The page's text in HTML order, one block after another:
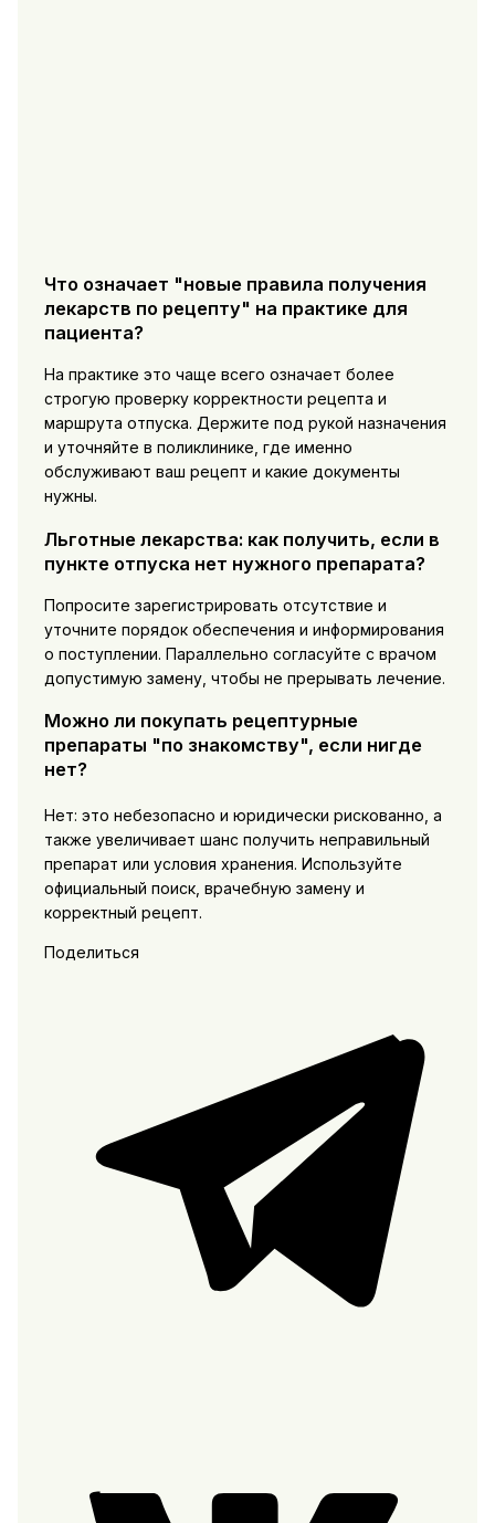
Что означает "новые правила получения
лекарств по рецепту" на практике для
пациента?
На практике это чаще всего означает более
строгую проверку корректности рецепта и
маршрута отпуска. Держите под рукой назначения
и уточняйте в поликлинике, где именно
обслуживают ваш рецепт и какие документы
нужны.
Льготные лекарства: как получить, если в
пункте отпуска нет нужного препарата?
Попросите зарегистрировать отсутствие и
уточните порядок обеспечения и информирования
о поступлении. Параллельно согласуйте с врачом
допустимую замену, чтобы не прерывать лечение.
Можно ли покупать рецептурные
препараты "по знакомству", если нигде
нет?
Нет: это небезопасно и юридически рискованно, а
также увеличивает шанс получить неправильный
препарат или условия хранения. Используйте
официальный поиск, врачебную замену и
корректный рецепт.
Поделиться